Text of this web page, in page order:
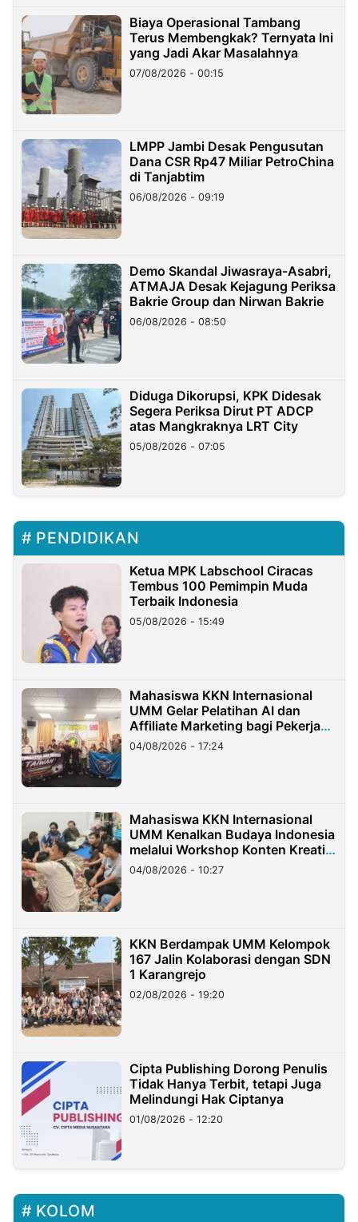
Biaya Operasional Tambang
Terus Membengkak? Ternyata Ini
yang Jadi Akar Masalahnya
07/08/2026 - 00:15
LMPP Jambi Desak Pengusutan
Dana CSR Rp47 Miliar PetroChina
di Tanjabtim
06/08/2026 - 09:19
Demo Skandal Jiwasraya-Asabri,
ATMAJA Desak Kejagung Periksa
Bakrie Group dan Nirwan Bakrie
06/08/2026 - 08:50
Diduga Dikorupsi, KPK Didesak
Segera Periksa Dirut PT ADCP
atas Mangkraknya LRT City
05/08/2026 - 07:05
PENDIDIKAN
Ketua MPK Labschool Ciracas
Tembus 100 Pemimpin Muda
Terbaik Indonesia
05/08/2026 - 15:49
Mahasiswa KKN Internasional
UMM Gelar Pelatihan AI dan
Affiliate Marketing bagi Pekerja
Migran Indonesia di Taiwan
04/08/2026 - 17:24
Mahasiswa KKN Internasional
UMM Kenalkan Budaya Indonesia
melalui Workshop Konten Kreatif
di Taiwan
04/08/2026 - 10:27
KKN Berdampak UMM Kelompok
167 Jalin Kolaborasi dengan SDN
1 Karangrejo
02/08/2026 - 19:20
Cipta Publishing Dorong Penulis
Tidak Hanya Terbit, tetapi Juga
Melindungi Hak Ciptanya
01/08/2026 - 12:20
KOLOM